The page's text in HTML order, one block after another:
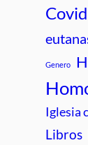
Covid
Genero
Iglesia
Libros